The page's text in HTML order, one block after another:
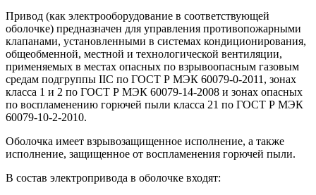
Привод (как электрооборудование в соответствующей
оболочке) предназначен для управления противопожарными
клапанами, установленными в системах кондиционирования,
общеобменной, местной и технологической вентиляции,
применяемых в местах опасных по взрывоопасным газовым
средам подгруппы IIС по ГОСТ Р МЭК 60079-0-2011, зонах
класса 1 и 2 по ГОСТ Р МЭК 60079-14-2008 и зонах опасных
по воспламенению горючей пыли класса 21 по ГОСТ Р МЭК
60079-10-2-2010.
Оболочка имеет взрывозащищенное исполнение, а также
исполнение, защищенное от воспламенения горючей пыли.
В состав электропривода в оболочке входят: